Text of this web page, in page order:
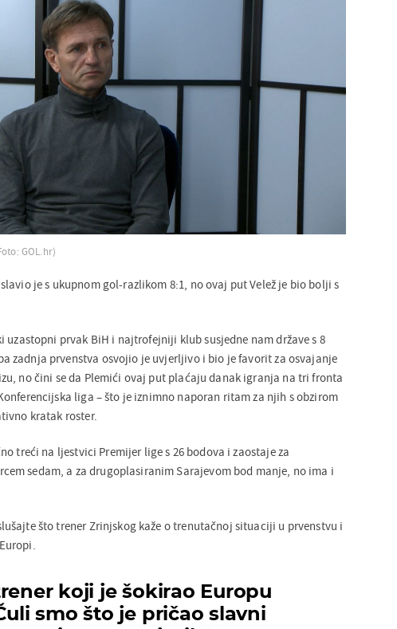
GOL.hr)
je s ukupnom gol-razlikom 8:1, no ovaj put Velež je bio bolji s
uzastopni prvak BiH i najtrofejniji klub susjedne nam države s 8
zadnja prvenstva osvojio je uvjerljivo i bio je favorit za osvajanje
no čini se da Plemići ovaj put plaćaju danak igranja na tri fronta
liga – što je iznimno naporan ritam za njih s obzirom
kratak roster.
treći na ljestvici Premijer lige s 26 bodova i zaostaje za
sedam, a za drugoplasiranim Sarajevom bod manje, no ima i
što trener Zrinjskog kaže o trenutačnoj situaciji u prvenstvu i
koji je šokirao Europu
smo što je pričao slavni